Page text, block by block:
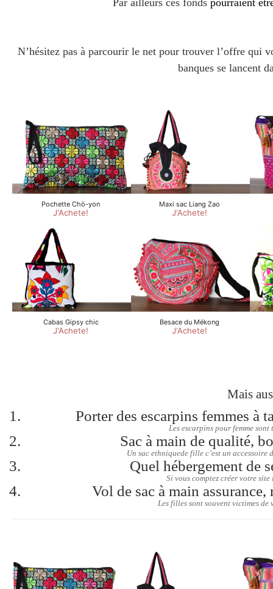
Par ailleurs ces fonds pourraient
N’hésitez pas à parcourir le net pour trouver l’offre qui
banques se lancent
Mais
Porter des escarpins femmes à
Les escarpins pour femme
Sac à main de qualité,
Un sac ethniquede fille c’est un accessoire
Quel hébergement de
Si vous comptez créer votre
Vol de sac à main
Les filles sont souvent victimes de